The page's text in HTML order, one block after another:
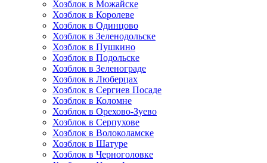
Хозблок в Можайске
Хозблок в Королеве
Хозблок в Одинцово
Хозблок в Зеленодольске
Хозблок в Пушкино
Хозблок в Подольске
Хозблок в Зеленограде
Хозблок в Люберцах
Хозблок в Сергиев Посаде
Хозблок в Коломне
Хозблок в Орехово-Зуево
Хозблок в Серпухове
Хозблок в Волоколамске
Хозблок в Шатуре
Хозблок в Черноголовке